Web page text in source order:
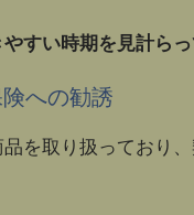
すい時期を見計ら
への勧誘
を取り扱っており